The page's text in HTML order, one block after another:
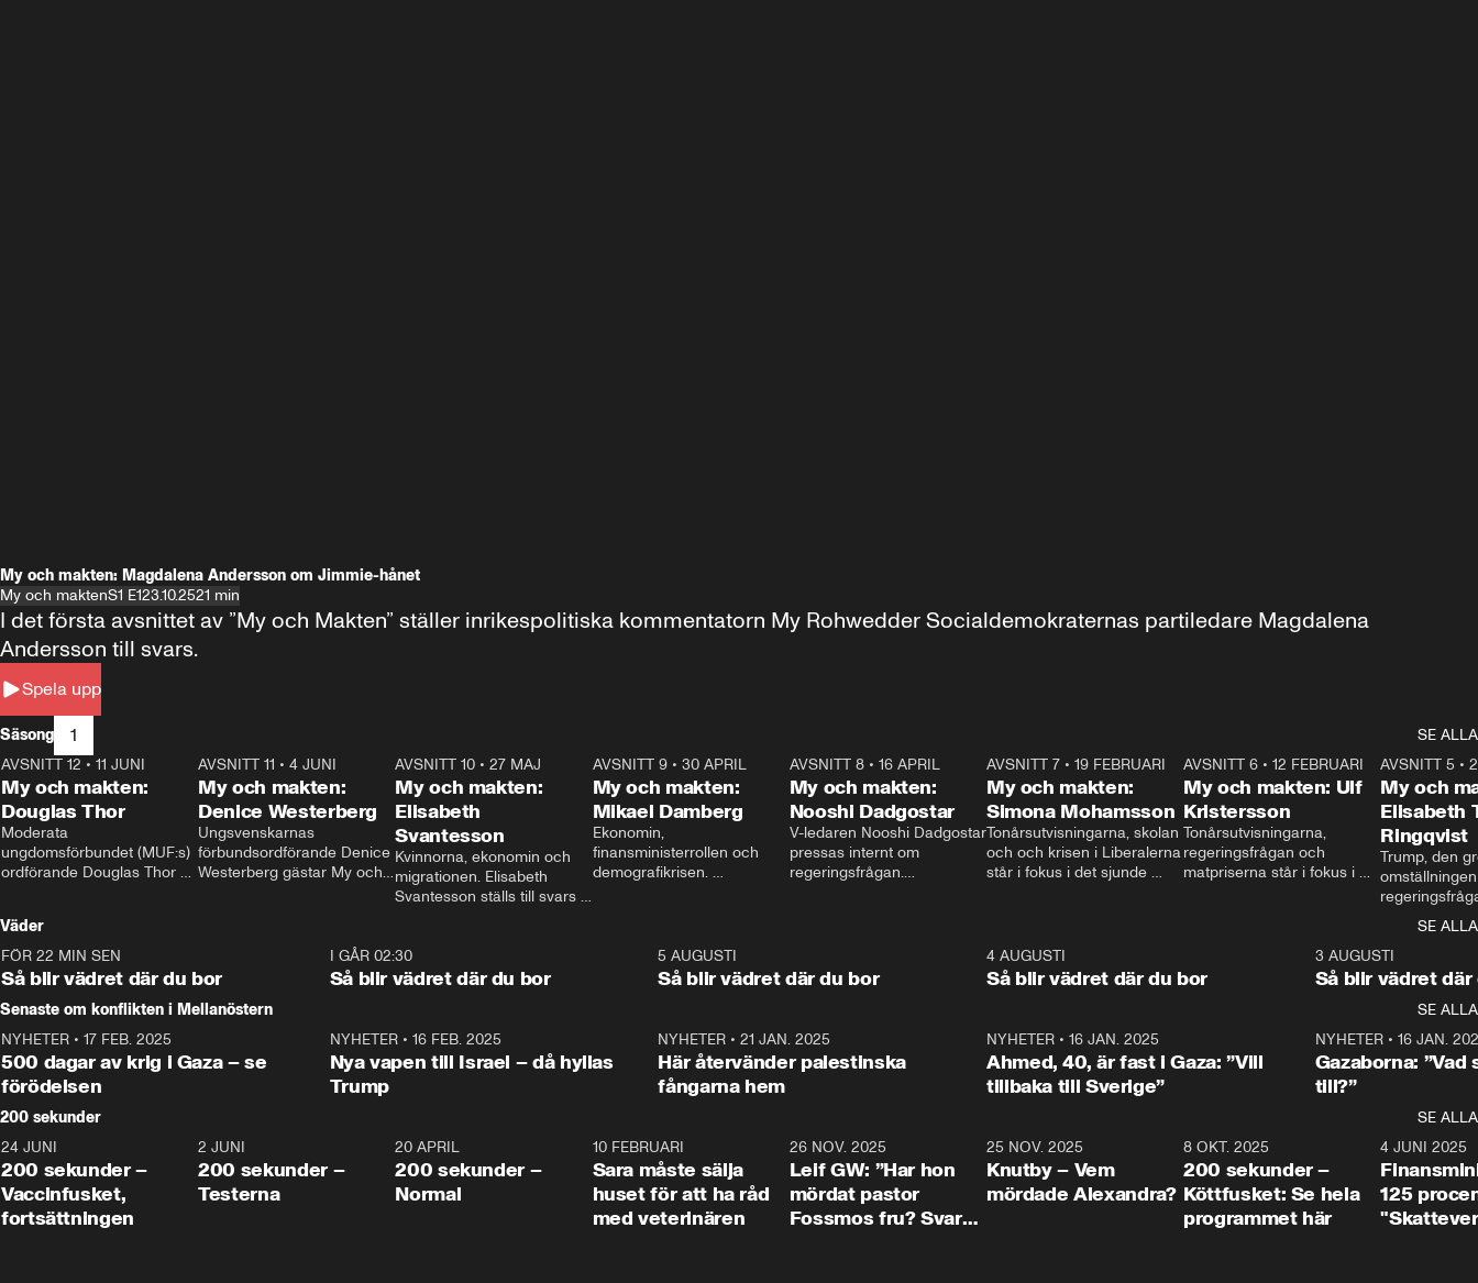
My och makten: Magdalena Andersson om Jimmie-hånet
My och maktenS1 E123.10.2521 min
Spela upp
I det första avsnittet av ”My och Makten” ställer inrikespolitiska kommentatorn My Rohwedder Socialdemokraternas partiledare Magdalena
Andersson till svars.
Säsong 1
SE ALLA
26:27
AVSNITT 12 • 11 JUNI
My och makten:
Douglas Thor
Moderata
ungdomsförbundet (MUF:s)
ordförande Douglas Thor
tonårsutvisningarna och hur
Moderaterna ska locka
väljare till valet i höst.
23:40
AVSNITT 11 •4 JUNI
My och makten:
Denice Westerberg
Ungsvenskarnas
förbundsordförande Denice
Westerberg gästar My och
AVSNITT 10 •27 MAJ
My och makten:
Elisabeth
Svantesson
Kvinnorna, ekonomin och
migrationen. Elisabeth
Svantesson ställs till svars
AVSNITT 9• 30 APRIL
My och makten:
Mikael Damberg
Ekonomin,
finansministerrollen och
demografikrisen.
och Makten.
AVSNITT 8• 16 APRIL
My och makten:
Nooshi Dadgostar
V-ledaren Nooshi Dadgostar
pressas internt om
regeringsfrågan.
– Vi ställer upp i val. Ska vi
vara med så sitter vi förstås
24:30
AVSNITT 7• 19 FEBRUARI
My och makten:
Simona Mohamsson
Tonårsutvisningarna, skolan
och och krisen i Liberalerna
står i fokus i det sjunde
kommentator My
Rohwedder ställer
utbildnings- och
Mohamsson till svars.
27:30
AVSNITT 6 •12 FEBRUARI
My och makten: Ulf
Kristersson
Tonårsutvisningarna,
regeringsfrågan och
matpriserna står i fokus i
Rohwedder ställer
statsminister Ulf Kristersson
AVSNITT 5 •
My och
Elisabeth
Ringqvist
Trump, den
centrum i
avsnittet av
Makten”. Se
Aftonbladets
Rohwedder
Thand Ring
Väder
SE ALLA
FÖR 22 MIN SEN
Så blir vädret där du bor
1:06
I GÅR 02:30
Så blir vädret där du bor
5 AUGUSTI
Så blir vädret där du bor
4 AUGUSTI
Så blir vädret där du bor
3 AUGUSTI
Så blir vädret där
Senaste om konflikten i Mellanöstern
SE ALLA
NYHETER • 17 FEB. 2025
500 dagar av krig i Gaza – se
förödelsen
NYHETER• 16 FEB. 2025
Nya vapen till Israel – då hyllas
Trump
NYHETER •21 JAN. 2025
Här återvänder palestinska
fångarna hem
NYHETER• 16 JAN. 2025
Ahmed, 40, är fast i Gaza: ”Vill
tillbaka till Sverige”
NYHETER• 16 JAN.
Gazaborna:
till?”
200 sekunder
SE ALLA
5:00
24 JUNI
200 sekunder –
Vaccinfusket,
fortsättningen
4:23
2 JUNI
200 sekunder –
Testerna
20 APRIL
200 sekunder –
Normal
10 FEBRUARI
Sara måste sälja
huset för att ha råd
med veterinären
26 NOV. 2025
Leif GW: ”Har hon
mördat pastor
Fossmos fru? Svar
31:05
25 NOV. 2025
Knutby – Vem
mördade Alexandra?
4:29
8 OKT. 2025
200 sekunder –
Köttfusket: Se hela
programmet här
4 JUNI 2025
125